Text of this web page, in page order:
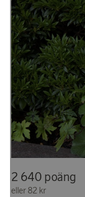
2 640 poäng
eller82 kr